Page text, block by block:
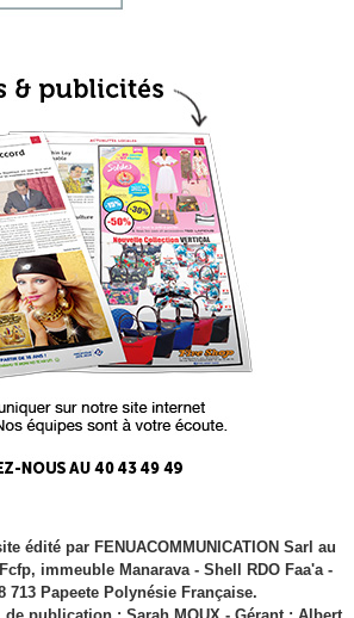
édité par FENUACOMMUNICATION Sarl au
immeuble Manarava - Shell RDO Faa'a -
713 Papeete Polynésie Française.